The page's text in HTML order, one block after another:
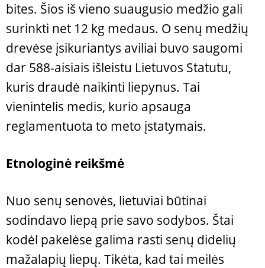
bites. Šios iš vieno suaugusio medžio gali
surinkti net 12 kg medaus. O senų medžių
drevėse įsikuriantys aviliai buvo saugomi
dar 588-aisiais išleistu Lietuvos Statutu,
kuris draudė naikinti liepynus. Tai
vienintelis medis, kurio apsauga
reglamentuota to meto įstatymais.
Etnologinė reikšmė
Nuo senų senovės, lietuviai būtinai
sodindavo liepą prie savo sodybos. Štai
kodėl pakelėse galima rasti senų didelių
mažalapių liepų. Tikėta, kad tai meilės